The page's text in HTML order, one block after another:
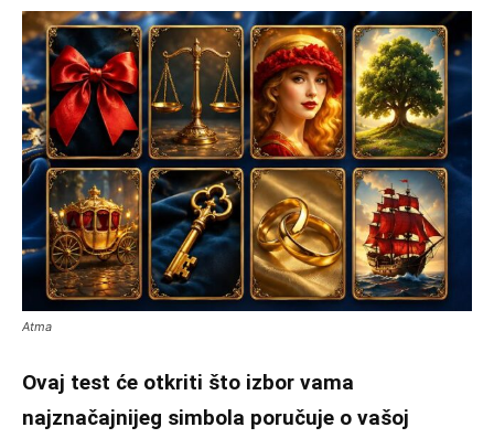
Atma
Ovaj test će otkriti što izbor vama
najznačajnijeg simbola poručuje o vašoj